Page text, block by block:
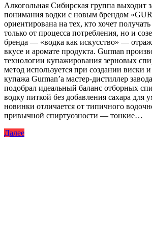
Алкогольная Сибирская группа выходит
понимания водки с новым брендом
ориентирована на тех, кто хочет
только от процесса потребления, но и
бренда — «водка как искусство» —
вкусе и аромате продукта. Gurman
технологии купажирования зерновых
метод используется при создании виски
купажа Gurman’a мастер-дистиллер
подобрал идеальный баланс отборных
водку питкой без добавления сахара для
новинки отличается от типичного
привычной спиртуозности — тонкие…
Далее